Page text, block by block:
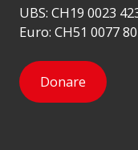
UBS: CH19 0023
Euro: CH51 0077
Donare